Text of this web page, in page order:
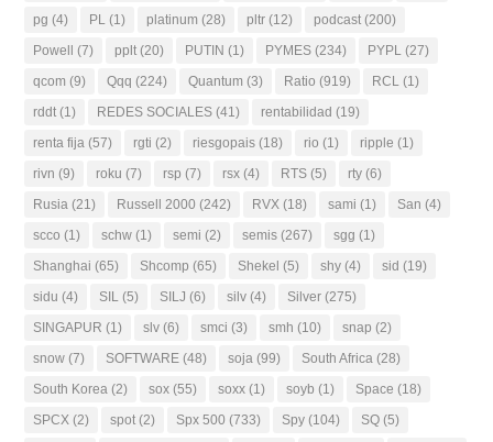
pg (4) PL (1) platinum (28) pltr (12) podcast (200)
Powell
(7) pplt (20) PUTIN (1) PYMES (234) PYPL (27)
qcom (9) Qqq (224) Quantum (3) Ratio (919) RCL (1)
rddt (1) REDES SOCIALES (41) rentabilidad (19)
renta fija (57) rgti (2) riesgopais (18) rio (1) ripple (1)
rivn (9) roku (7) rsp (7) rsx (4) RTS (5) rty (6)
Rusia (21) Russell 2000 (242) RVX (18) sami (1) San (4)
scco (1) schw (1) semi (2) semis (267) sgg (1)
Shanghai (65) Shcomp (65) Shekel (5) shy (4) sid (19)
sidu (4) SIL (5) SILJ (6) silv (4) Silver (275)
SINGAPUR (1) slv (6) smci (3) smh (10) snap (2)
snow (7) SOFTWARE (48) soja (99) South Africa (28)
South Korea (2) sox (55) soxx (1) soyb (1) Space (18)
SPCX (2) spot (2) Spx 500 (733) Spy (104) SQ (5)